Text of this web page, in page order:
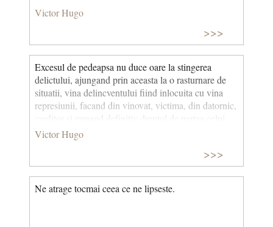
Victor Hugo
>>>
Excesul de pedeapsa nu duce oare la stingerea
delictului, ajungand prin aceasta la o rasturnare de
situatii, vina delincventului fiind inlocuita cu vina
represiunii, facand din vinovat, victima, din datornic,
ce-l violase?
Victor Hugo
>>>
Ne atrage tocmai ceea ce ne lipseste.